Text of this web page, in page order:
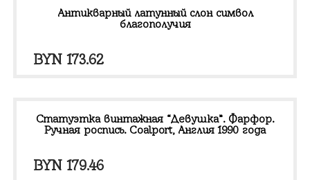
Антикварный латунный слон символ
благополучия
BYN 173.62
Статуэтка винтажная “Девушка”. Фарфор.
Ручная роспись. Coalport, Англия 1990 года
BYN 179.46